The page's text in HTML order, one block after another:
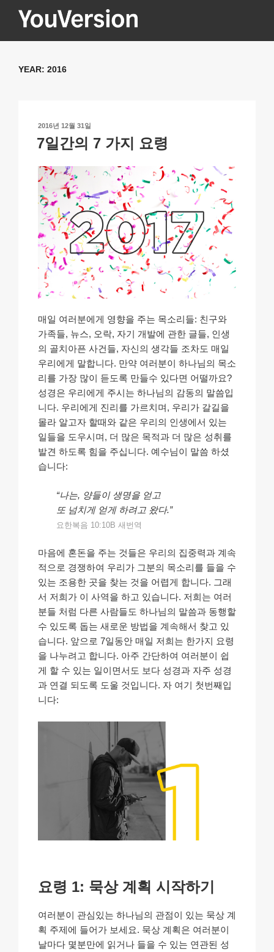
YOUVERSION
YEAR: 2016
작
일
2016년 12월 31일
7일간의 7 가지 요령
매일 여러분에게 영향을 주는 목소리들: 친구와
가족들, 뉴스, 오락, 자기 개발에 관한 글들, 인생
의 골치아픈 사건들, 자신의 생각들 조차도 매일
우리에게 말합니다. 만약 여러분이 하나님의 목소
리를 가장 많이 듣도록 만들수 있다면 어떨까요?
성경은 우리에게 주시는 하나님의 감동의 말씀입
니다. 우리에게 진리를 가르치며, 우리가 갈길을
몰라 알고자 할때와 같은 우리의 인생에서 있는
일들을 도우시며, 더 많은 목적과 더 많은 성취를
발견 하도록 힘을 주십니다. 예수님이 말씀 하셨
습니다:
“나는, 양들이 생명을 얻고
또 넘치게 얻게 하려고 왔다.”
요한복음 10:10B 새번역
마음에 혼돈을 주는 것들은 우리의 집중력과 계속
적으로 경쟁하여 우리가 그분의 목소리를 들을 수
있는 조용한 곳을 찾는 것을 어렵게 합니다. 그래
서 저희가 이 사역을 하고 있습니다. 저희는 여러
분들 처럼 다른 사람들도 하나님의 말씀과 동행할
수 있도록 돕는 새로운 방법을 계속해서 찾고 있
습니다. 앞으로 7일동안 매일 저희는 한가지 요령
을 나누려고 합니다. 아주 간단하여 여러분이 쉽
게 할 수 있는 일이면서도 보다 성경과 자주 성경
과 연결 되도록 도울 것입니다. 자 여기 첫번째입
니다:
요령 1: 묵상 계획 시작하기
여러분이 관심있는 하나님의 관점이 있는 묵상 계
획 주제에 들어가 보세요. 묵상 계획은 여러분이
날마다 몇분만에 읽거나 들을 수 있는 연관된 성